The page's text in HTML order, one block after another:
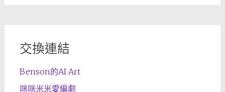
交換連結
Benson的AI Art
咪咪米米愛編劇